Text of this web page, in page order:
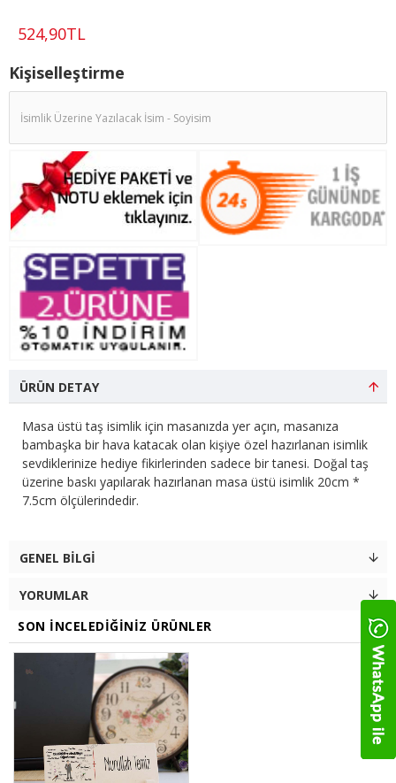
524,90TL
Kişiselleştirme
ÜRÜN DETAY
Masa üstü taş isimlik için masanızda yer açın, masanıza
bambaşka bir hava katacak olan kişiye özel hazırlanan isimlik
sevdiklerinize hediye fikirlerinden sadece bir tanesi. Doğal taş
üzerine baskı yapılarak hazırlanan masa üstü isimlik 20cm *
7.5cm ölçülerindedir.
GENEL BILGI
YORUMLAR
SON İNCELEDIĞINIZ ÜRÜNLER